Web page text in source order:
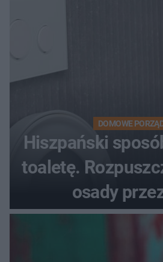
DOMOWE
Hiszpański
toaletę.
osady